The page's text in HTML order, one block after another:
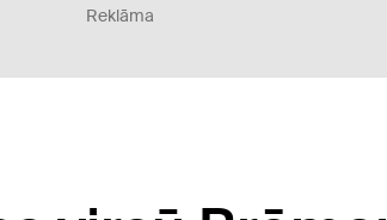
Reklāma